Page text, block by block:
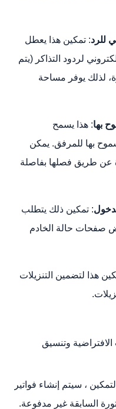
للرد: تمكين هذا يعطل
لردود التذاكر (يتم
لذلك يوفر مساحة
بها: هذا يسمح
بها للمرفق. يمكن
عن طريق فصلها بفاصلة
: تمكين ذلك يتطلب
صفحات حالة الخادم
هذا لتضمين التنزيلات
وتنسيق
، سيتم إنشاء فواتير
السابقة غير مدفوعة.